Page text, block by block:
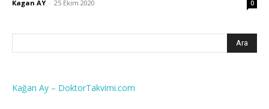
Kagan AY - 25 Ekim 2020 0
Kağan Ay – DoktorTakvimi.com